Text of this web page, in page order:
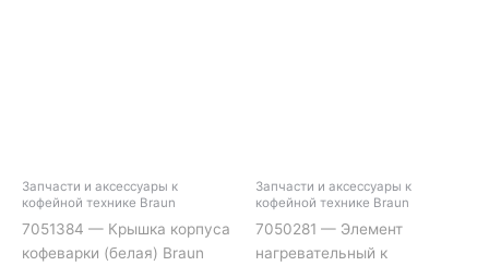
Запчасти и аксессуары к
кофейной технике Braun
7051384 — Крышка корпуса
кофеварки (белая) Braun
Запчасти и аксессуары к
кофейной технике Braun
7050281 — Элемент
нагревательный к